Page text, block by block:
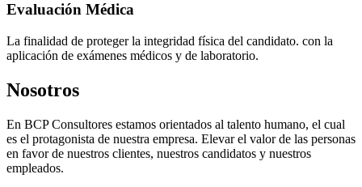
Evaluación Médica
La finalidad de proteger la integridad física del candidato. con la
aplicación de exámenes médicos y de laboratorio.
Nosotros
En BCP Consultores estamos orientados al talento humano, el cual
es el protagonista de nuestra empresa. Elevar el valor de las personas
en favor de nuestros clientes, nuestros candidatos y nuestros
empleados.